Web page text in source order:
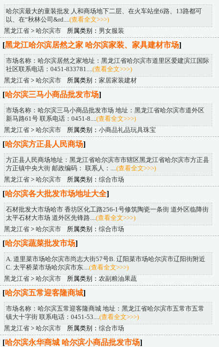
哈尔滨最大的童装批发 人和商场地下二层、在火车站坐6路、13路都可
以、在“秋林公司&rd.... (查看全文>>>)
黑龙江省 > 哈尔滨市 所属类别： 男女服装
[黑龙江哈尔滨居然之家 哈尔滨家装、家具建材市场]
市场名称：哈尔滨居然之家地址：黑龙江省哈尔滨市道里区爱建滨江国际
社区联系电话：0451-833781.... (查看全文>>>)
黑龙江省 > 哈尔滨市 所属类别： 家居家装建材
[哈尔滨三马小商品批发市场]
市场名称：哈尔滨三马小商品批发市场 地址：黑龙江省哈尔滨市道外区
新马路61号 联系电话：0451-8.... (查看全文>>>)
黑龙江省 > 哈尔滨市 所属类别： 小商品礼品玩具珠宝
[哈尔滨方正县人民商场]
方正县人民商场地址：黑龙江省哈尔滨市市辖区黑龙江省哈尔滨市方正县
方正镇中央大街 邮政编码： 联系人：.... (查看全文>>>)
黑龙江省 > 哈尔滨市 所属类别： 综合市场
[哈尔滨各大批发市场地址大全]
石材批发大市场哈市 香坊区化工路256-1号修筑陶瓷一条街 道外区临降街
太平石材大市场 道外区先锋路.... (查看全文>>>)
黑龙江省 > 哈尔滨市 所属类别： 综合市场
[哈尔滨蔬菜批发市场]
A. 道里菜市场哈尔滨市尚志大街57号B. 辽阳菜市场哈尔滨市辽阳街附近
C. 太平桥菜市场哈尔滨市东.... (查看全文>>>)
黑龙江省 > 哈尔滨市 所属类别： 农副粮油果蔬
[哈尔滨五常迎客隆商城]
市场名称：哈尔滨五常迎客隆商城 地址：黑龙江省哈尔滨市五常市五常
镇大十字街 联系电话：0451-53.... (查看全文>>>)
黑龙江省 > 哈尔滨市 所属类别： 综合市场
[哈尔滨永华商城 哈尔滨小商品批发市场]